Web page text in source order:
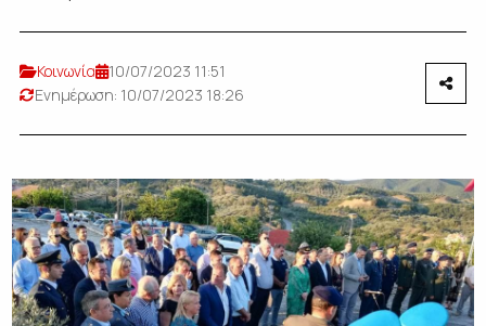
Κοινωνία
10/07/2023 11:51
Ενημέρωση: 10/07/2023 18:26